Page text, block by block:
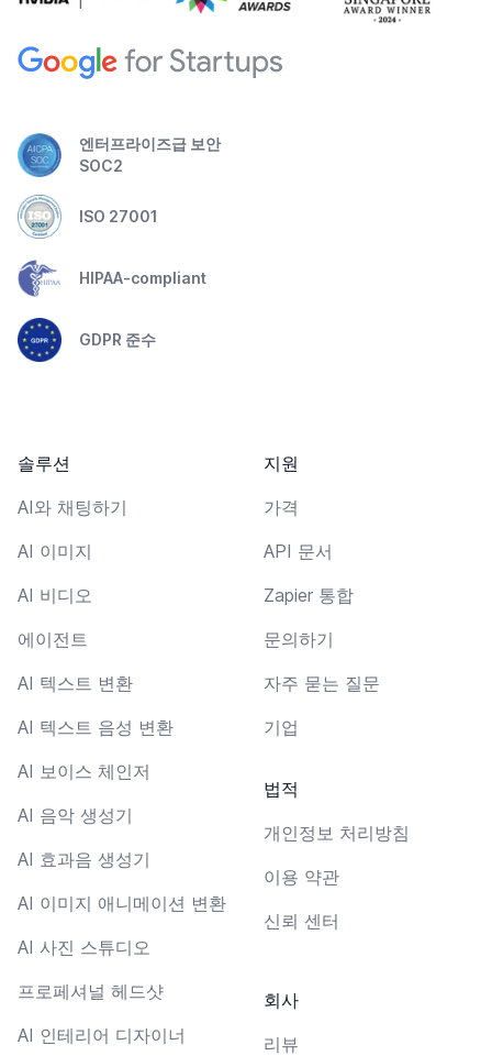
엔터프라이즈급 보안
SOC2
ISO 27001
HIPAA-compliant
GDPR 준수
솔루션
AI와 채팅하기
AI 이미지
AI 비디오
에이전트
AI 텍스트 변환
AI 텍스트 음성 변환
AI 보이스 체인저
AI 음악 생성기
AI 효과음 생성기
AI 이미지 애니메이션 변환
AI 사진 스튜디오
프로페셔널 헤드샷
AI 인테리어 디자이너
지원
가격
API 문서
Zapier 통합
문의하기
자주 묻는 질문
기업
법적
개인정보 처리방침
이용 약관
신뢰 센터
회사
리뷰